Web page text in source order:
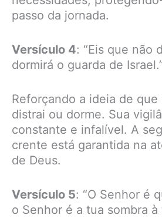
passo da jornada.
Versículo 4: “Eis que não
dormirá o guarda de
Reforçando a ideia de que
distrai ou dorme. Sua
constante e infalível. A
crente está garantida na
de Deus.
Versículo 5: “O Senhor é
o Senhor é a tua sombra à